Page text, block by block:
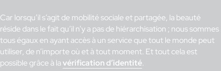
Car lorsqu’il s’agit de mobilité sociale et partagée, la beauté
réside dans le fait qu’il n’y a pas de hiérarchisation ; nous sommes
tous égaux en ayant accès à un service que tout le monde peut
utiliser, de n’importe où et à tout moment. Et tout cela est
possible grâce à lavérification d’identité.